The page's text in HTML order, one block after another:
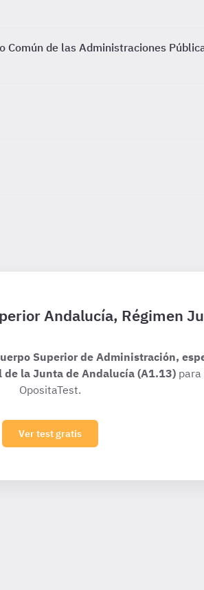
de las Administraciones
Andalucía, Régimen
Superior de Administración,
la Junta de Andalucía (A1.13)
OpositaTest.
Ver test gratis